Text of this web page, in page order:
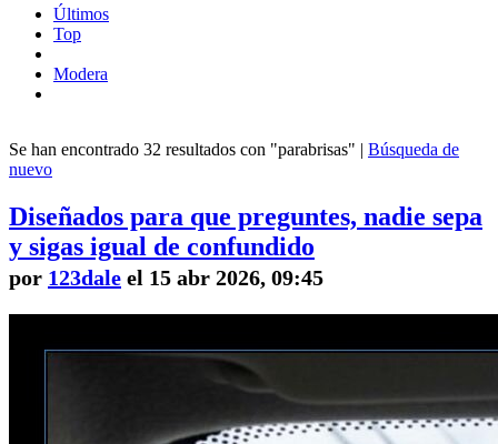
Últimos
Top
Modera
Se han encontrado 32 resultados con "parabrisas" | Búsqueda de
nuevo
Diseñados para que preguntes, nadie sepa
y sigas igual de confundido
por 123dale el 15 abr 2026, 09:45